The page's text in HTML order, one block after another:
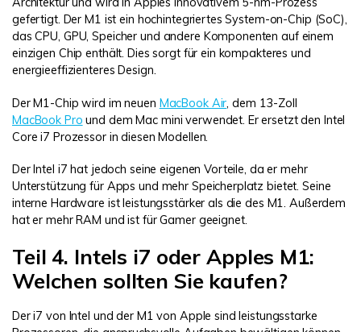
gefertigt. Der M1 ist ein hochintegriertes System-on-Chip (SoC),
das CPU, GPU, Speicher und andere Komponenten auf einem
einzigen Chip enthält. Dies sorgt für ein kompakteres und
energieeffizienteres Design.
Der M1-Chip wird im neuen MacBook Air , dem 13-Zoll
MacBook Pro und dem Mac mini verwendet. Er ersetzt den Intel
Core i7 Prozessor in diesen Modellen.
Der Intel i7 hat jedoch seine eigenen Vorteile, da er mehr
Unterstützung für Apps und mehr Speicherplatz bietet. Seine
interne Hardware ist leistungsstärker als die des M1. Außerdem
hat er mehr RAM und ist für Gamer geeignet.
Teil 4. Intels i7 oder Apples M1:
Welchen sollten Sie kaufen?
Der i7 von Intel und der M1 von Apple sind leistungsstarke